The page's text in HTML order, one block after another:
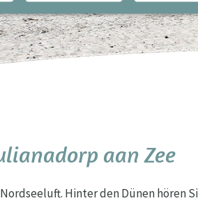
aan Zee
Hinter den Dünen hören